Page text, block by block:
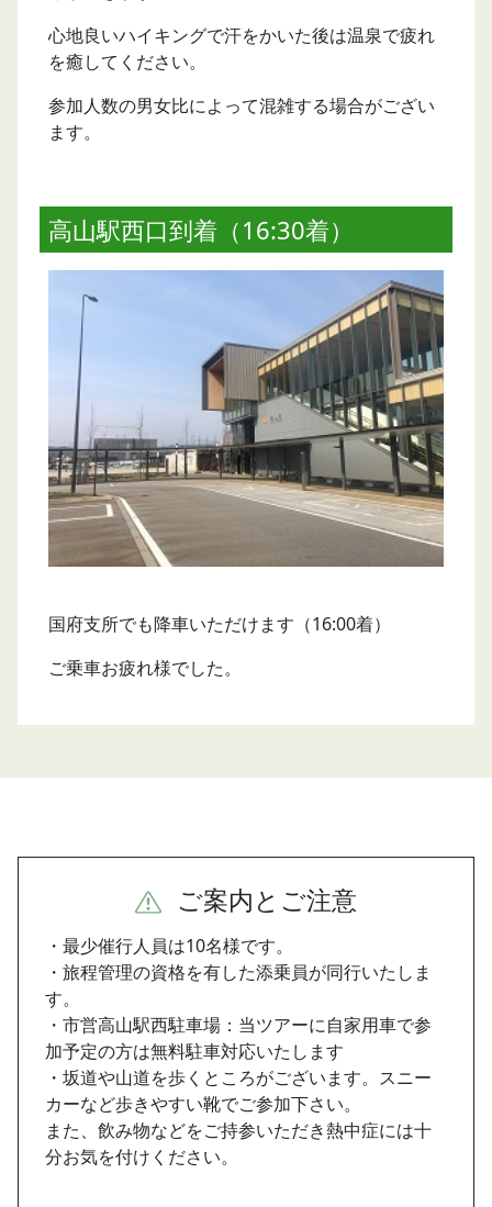
心地良いハイキングで汗をかいた後は温泉で疲れ
を癒してください。
参加人数の男女比によって混雑する場合がござい
ます。
高山駅西口到着（16:30着）
国府支所でも降車いただけます（16:00着）
ご乗車お疲れ様でした。
ご案内とご注意
・最少催行人員は10名様です。
・旅程管理の資格を有した添乗員が同行いたしま
す。
・市営高山駅西駐車場：当ツアーに自家用車で参
加予定の方は無料駐車対応いたします
・坂道や山道を歩くところがございます。スニー
カーなど歩きやすい靴でご参加下さい。
また、飲み物などをご持参いただき熱中症には十
分お気を付けください。